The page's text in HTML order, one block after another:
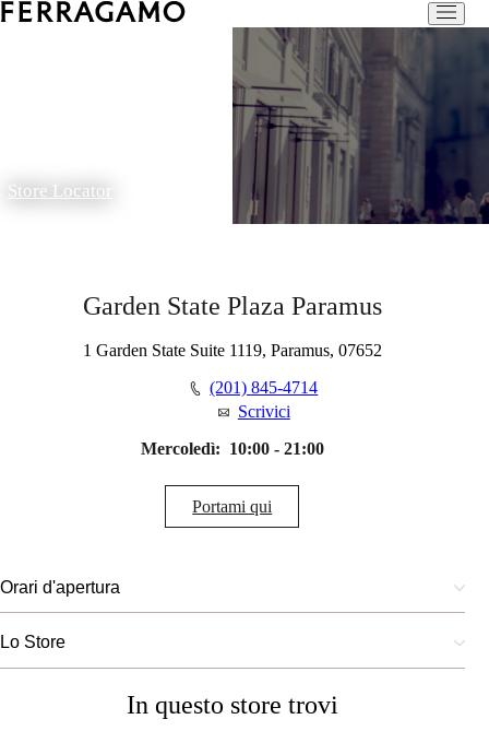
Store Locator
Garden State Plaza Paramus
1 Garden State Suite 1119, Paramus, 07652
(201) 845-4714
Scrivici
Mercoledì: 10:00 - 21:00
Portami qui
Orari d'apertura
Lo Store
In questo store trovi